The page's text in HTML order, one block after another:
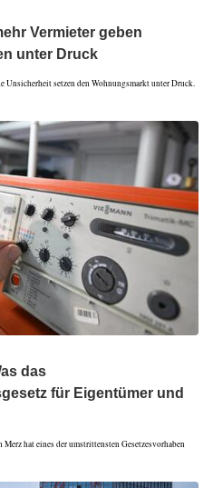
Vermieter geben
unter Druck
Unsicherheit setzen den Wohnungsmarkt unter Druck.
das
für Eigentümer und
hat eines der umstrittensten Gesetzesvorhaben